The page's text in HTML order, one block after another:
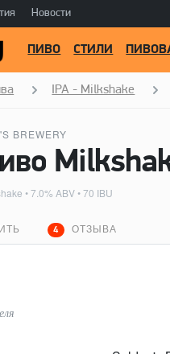
Новости
ПИВО СТИЛИ
IPA - Milkshake
BREWERY
• 7.0% ABV • 70 IBU
4 ОТЗЫВА